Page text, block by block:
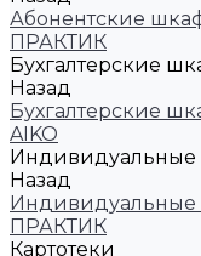
Абонентские
ПРАКТИК
Бухгалтерские
Назад
Бухгалтерские
AIKO
Индивидуальные
Назад
Индивидуальные
ПРАКТИК
Картотеки